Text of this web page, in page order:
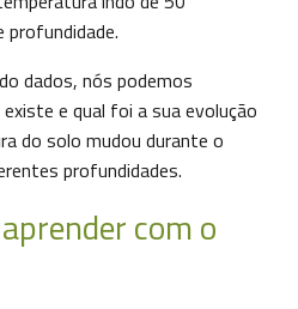
dados, nós podemos
e qual foi a sua evolução
do solo mudou durante o
profundidades.
com o